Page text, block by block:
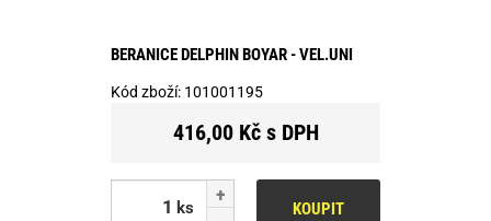
BERANICE DELPHIN BOYAR - VEL.UNI
Kód zboží: 101001195
416,00 Kč s DPH
ks KOUPIT